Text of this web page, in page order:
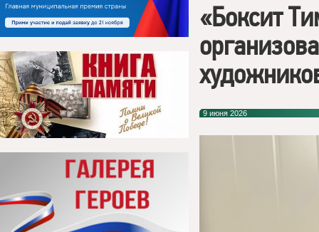
«Боксит
9 июня 2026